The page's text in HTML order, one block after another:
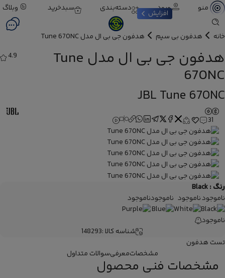
منو ورود دسته‌بندی سبدخرید وبلاگ
خانه هدفون بی سیم هدفون جی بی ال مدل Tune 670NC
هدفون جی بی ال مدل Tune
670NC
JBL Tune 670NC
4.9
31
رنگ :Black
ناموجودناموجود ناموجودناموجود
ناموجود
شناسه کالا :148293
تست هدفون
مشخصاتمعرفیسوالات متداول
مشخصات فنی محصول
افزایش